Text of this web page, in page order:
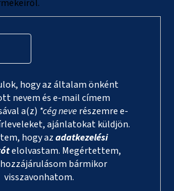
hogy az általam önként
nevem és e-mail címem
a(z) *cég neverészemre e-
ajánlatokat küldjön.
hogy azadatkezelési
elolvastam. Megértettem,
bármikor
visszavonhatom.